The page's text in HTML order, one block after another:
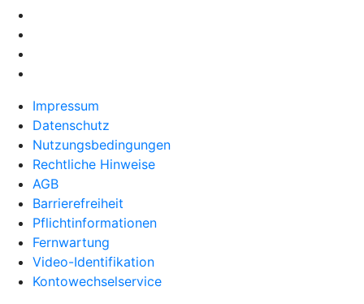
Impressum
Datenschutz
Nutzungsbedingungen
Rechtliche Hinweise
AGB
Barrierefreiheit
Pflichtinformationen
Fernwartung
Video-Identifikation
Kontowechselservice